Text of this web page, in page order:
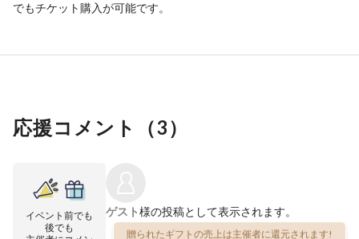
でもチケット購入が可能です。
応援コメント（3）
イベント前でも
後でも
ゲスト様の投稿として表示されます。